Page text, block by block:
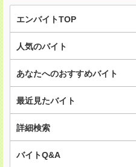
エンバイトTOP
人気のバイト
あなたへのおすすめバイト
最近見たバイト
詳細検索
バイトQ&A